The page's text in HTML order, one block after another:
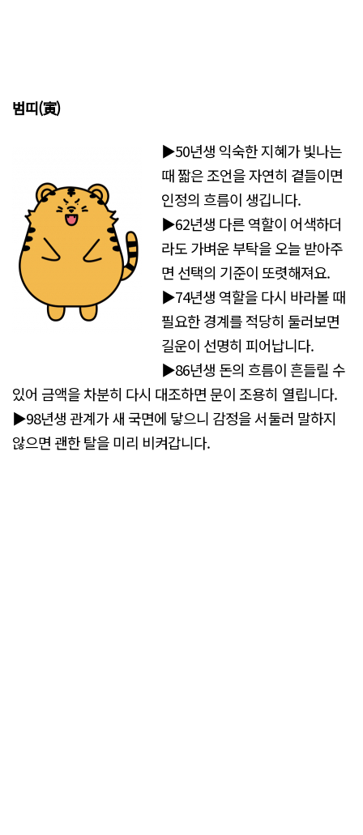
범띠(寅)
▶50년생 익숙한 지혜가 빛나는
때 짧은 조언을 자연히 곁들이면
인정의 흐름이 생깁니다.
▶62년생 다른 역할이 어색하더
라도 가벼운 부탁을 오늘 받아주
면 선택의 기준이 또렷해져요.
▶74년생 역할을 다시 바라볼 때
필요한 경계를 적당히 둘러보면
길운이 선명히 피어납니다.
▶86년생 돈의 흐름이 흔들릴 수
있어 금액을 차분히 다시 대조하면 문이 조용히 열립니다.
▶98년생 관계가 새 국면에 닿으니 감정을 서둘러 말하지
않으면 괜한 탈을 미리 비켜갑니다.